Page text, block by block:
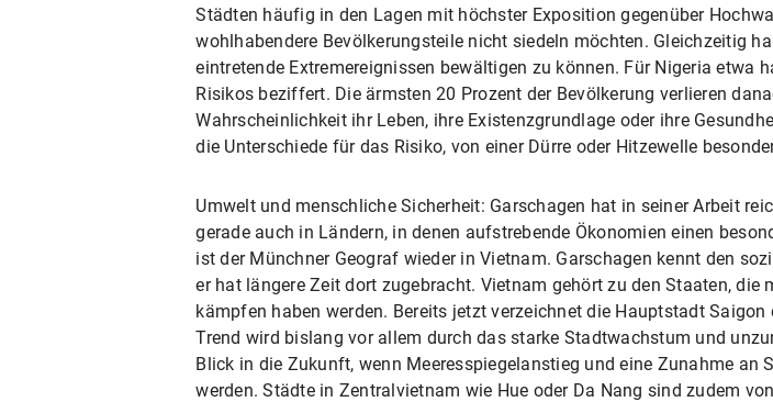
Städten häufig in den Lagen mit höchster Exposition gegenüber
wohlhabendere Bevölkerungsteile nicht siedeln möchten. Gleichzeitig
eintretende Extremereignissen bewältigen zu können. Für Nigeria etwa
Risikos beziffert. Die ärmsten 20 Prozent der Bevölkerung verlieren
Wahrscheinlichkeit ihr Leben, ihre Existenzgrundlage oder ihre
die Unterschiede für das Risiko, von einer Dürre oder Hitzewelle
Umwelt und menschliche Sicherheit: Garschagen hat in seiner Arbeit
gerade auch in Ländern, in denen aufstrebende Ökonomien einen
ist der Münchner Geograf wieder in Vietnam. Garschagen kennt den
er hat längere Zeit dort zugebracht. Vietnam gehört zu den Staaten,
kämpfen haben werden. Bereits jetzt verzeichnet die Hauptstadt
Trend wird bislang vor allem durch das starke Stadtwachstum und
Blick in die Zukunft, wenn Meeresspiegelanstieg und eine Zunahme an
werden. Städte in Zentralvietnam wie Hue oder Da Nang sind zudem